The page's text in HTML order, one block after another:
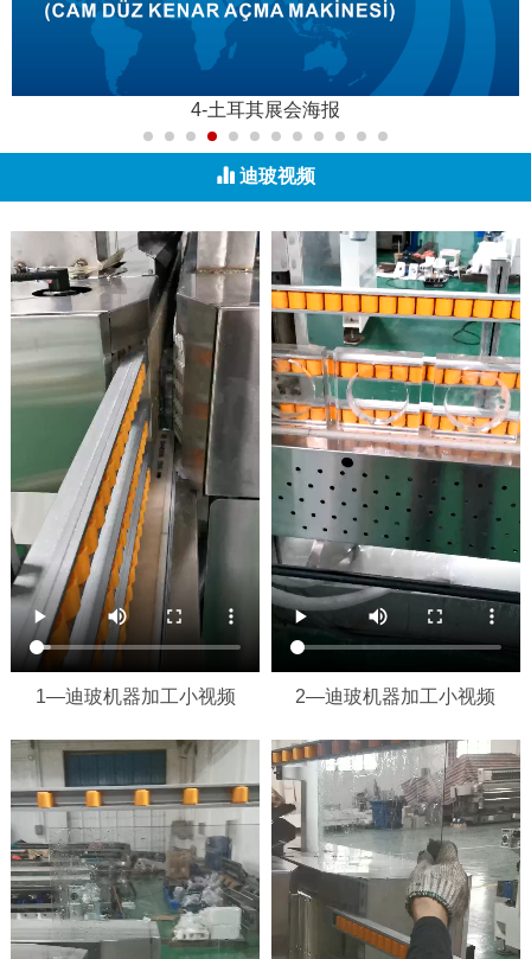
4-土耳其展会海报
迪玻视频
1—迪玻机器加工小视频 2—迪玻机器加工小视频